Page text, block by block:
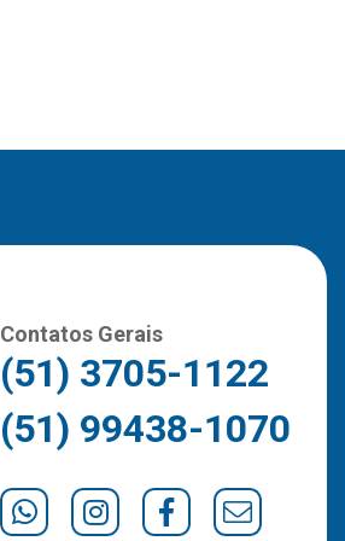
Contatos Gerais
(51) 3705-1122
(51) 99438-1070